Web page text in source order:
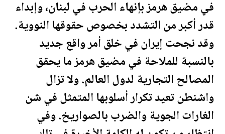
في مضيق هرمز بإنهاء الحرب في لبنان، وإبداء
قدر أكبر من التشدد بخصوص حقوقها النووية.
وقد نجحت إيران في خلق أمر واقع جديد
بالنسبة للملاحة في مضيق هرمز ما يحقق
المصالح التجارية لدول العالم. ولا تزال
واشنطن تعيد تكرار أسلوبها المتمثل في شن
الغارات الجوية والضرب بالصواريخ. وفي